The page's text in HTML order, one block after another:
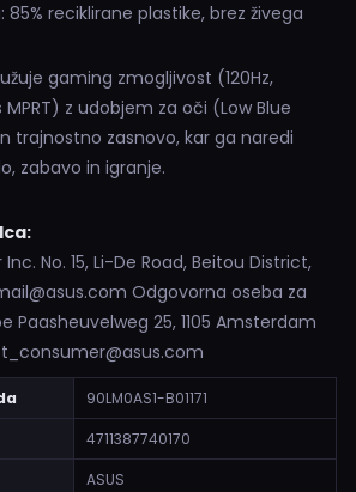
85% reciklirane plastike, brez živega
gaming zmogljivost (120Hz,
z udobjem za oči (Low Blue
trajnostno zasnovo, kar ga naredi
zabavo in igranje.
No. 15, Li-De Road, Beitou District,
Odgovorna oseba za
Paasheuvelweg 25, 1105 Amsterdam
90LM0AS1-B01171
4711387740170
ASUS